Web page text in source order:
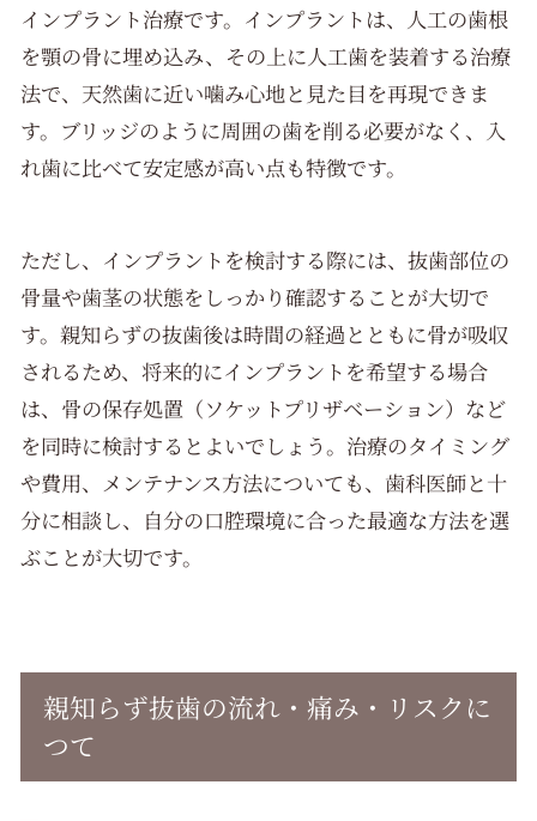
インプラント治療です。インプラントは、人工の歯根
を顎の骨に埋め込み、その上に人工歯を装着する治療
法で、天然歯に近い噛み心地と見た目を再現できま
す。ブリッジのように周囲の歯を削る必要がなく、入
れ歯に比べて安定感が高い点も特徴です。
ただし、インプラントを検討する際には、抜歯部位の
骨量や歯茎の状態をしっかり確認することが大切で
す。親知らずの抜歯後は時間の経過とともに骨が吸収
されるため、将来的にインプラントを希望する場合
は、骨の保存処置（ソケットプリザベーション）など
を同時に検討するとよいでしょう。治療のタイミング
や費用、メンテナンス方法についても、歯科医師と十
分に相談し、自分の口腔環境に合った最適な方法を選
ぶことが大切です。
親知らず抜歯の流れ・痛み・リスクに
つて